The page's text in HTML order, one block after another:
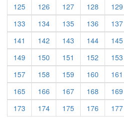
125
126 127 128 129
133
134 135 136 137
141
142 143 144 145
149
150 151 152 153
157
158 159 160 161
165
166 167 168 169
173
174 175 176 177